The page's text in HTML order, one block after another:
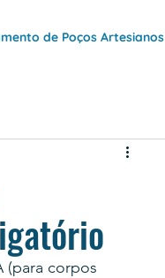
de Poços Artesianos
(para corpos